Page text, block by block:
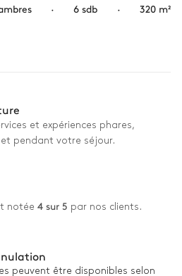
· 6 sdb · 320 m²
et expériences phares,
pendant votre séjour.
notée 4 sur 5 par nos clients.
peuvent être disponibles selon